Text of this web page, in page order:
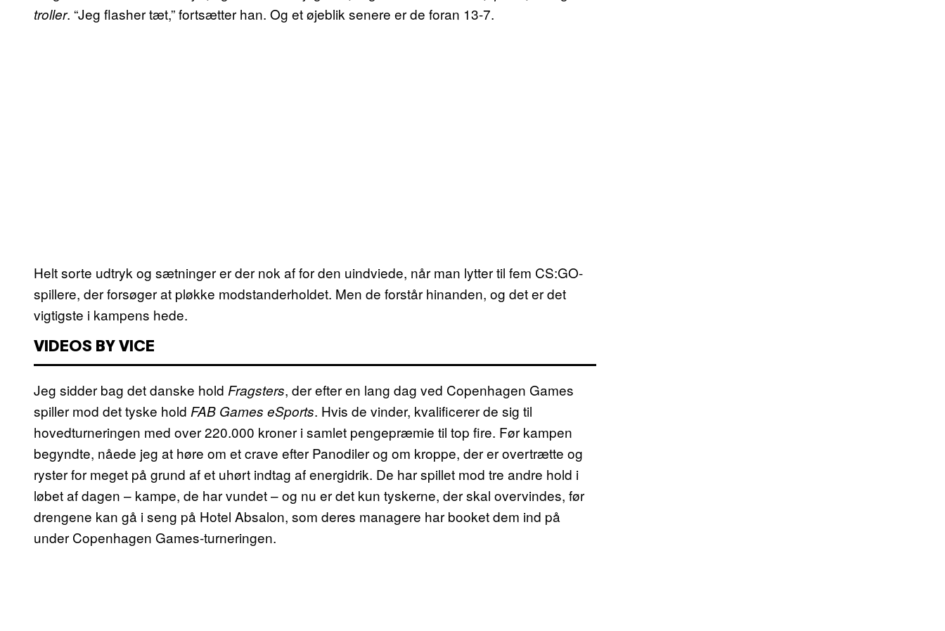
troller. “Jeg flasher tæt,” fortsætter han. Og et øjeblik senere er de foran 13-7.
Helt sorte udtryk og sætninger er der nok af for den uindviede, når man lytter til fem CS:GO-
spillere, der forsøger at pløkke modstanderholdet. Men de forstår hinanden, og det er det
vigtigste i kampens hede.
VIDEOS BY VICE
Jeg sidder bag det danske hold Fragsters, der efter en lang dag ved Copenhagen Games
spiller mod det tyske hold FAB Games eSports. Hvis de vinder, kvalificerer de sig til
hovedturneringen med over 220.000 kroner i samlet pengepræmie til top fire. Før kampen
begyndte, nåede jeg at høre om et crave efter Panodiler og om kroppe, der er overtrætte og
ryster for meget på grund af et uhørt indtag af energidrik. De har spillet mod tre andre hold i
løbet af dagen – kampe, de har vundet – og nu er det kun tyskerne, der skal overvindes, før
drengene kan gå i seng på Hotel Absalon, som deres managere har booket dem ind på
under Copenhagen Games-turneringen.